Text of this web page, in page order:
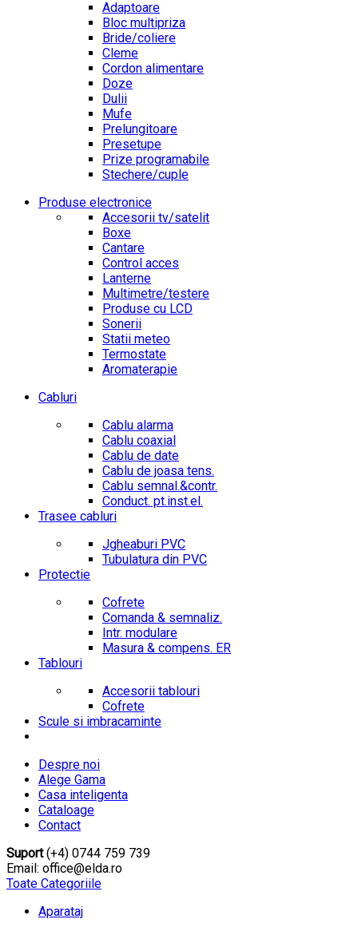
Adaptoare
Bloc multipriza
Bride/coliere
Cleme
Cordon alimentare
Doze
Dulii
Mufe
Prelungitoare
Presetupe
Prize programabile
Stechere/cuple
Produse electronice
Accesorii tv/satelit
Boxe
Cantare
Control acces
Lanterne
Multimetre/testere
Produse cu LCD
Sonerii
Statii meteo
Termostate
Aromaterapie
Cabluri
Cablu alarma
Cablu coaxial
Cablu de date
Cablu de joasa tens.
Cablu semnal.&contr.
Conduct. pt.inst.el.
Trasee cabluri
Jgheaburi PVC
Tubulatura din PVC
Protectie
Cofrete
Comanda & semnaliz.
Intr. modulare
Masura & compens. ER
Tablouri
Accesorii tablouri
Cofrete
Scule si imbracaminte
Despre noi
Alege Gama
Casa inteligenta
Cataloage
Contact
Suport(+4) 0744 759 739
Email: office@elda.ro
Toate Categoriile
Aparataj